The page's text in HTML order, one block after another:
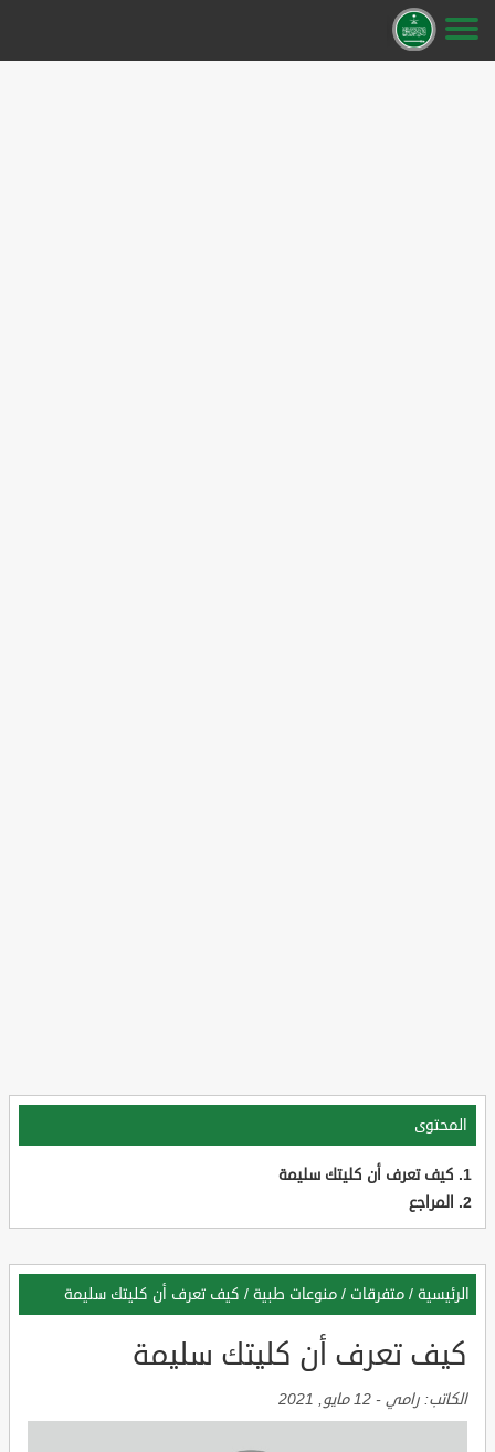
المحتوى
كيف تعرف أن كليتك سليمة
المراجع
الرئيسية / متفرقات / منوعات طبية / كيف تعرف أن كليتك سليمة
كيف تعرف أن كليتك سليمة
الكاتب: رامي - 12 مايو, 2021